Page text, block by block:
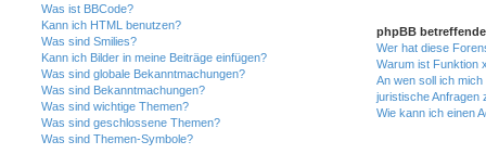
Was ist BBCode?
Kann ich HTML benutzen?
Was sind Smilies?
Kann ich Bilder in meine Beiträge einfügen?
Was sind globale Bekanntmachungen?
Was sind Bekanntmachungen?
Was sind wichtige Themen?
Was sind geschlossene Themen?
Was sind Themen-Symbole?
phpBB
Wer hat diese
Warum ist Funktion
An wen soll ich
juristische Anfragen
Wie kann ich einen